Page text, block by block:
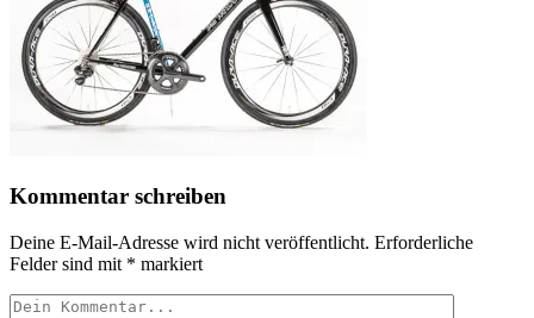
Kommentar schreiben
Deine E-Mail-Adresse wird nicht veröffentlicht. Erforderliche
Felder sind mit * markiert